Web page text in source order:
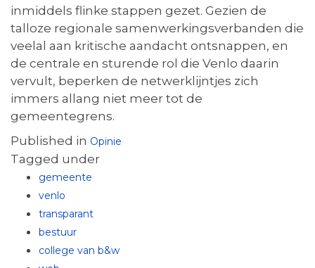
inmiddels flinke stappen gezet. Gezien de
talloze regionale samenwerkingsverbanden die
veelal aan kritische aandacht ontsnappen, en
de centrale en sturende rol die Venlo daarin
vervult, beperken de netwerklijntjes zich
immers allang niet meer tot de
gemeentegrens.
Published in Opinie
Tagged under
gemeente
venlo
transparant
bestuur
college van b&w